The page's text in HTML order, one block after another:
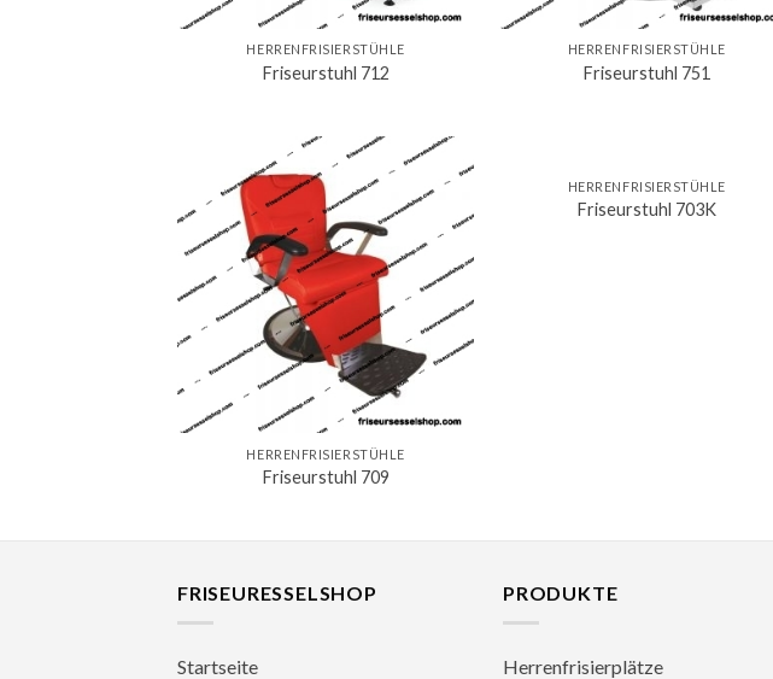
HERRENFRISIERSTÜHLE
Friseurstuhl 712
HERRENFRISIERSTÜHLE
Friseurstuhl 751
HERRENFRISIERSTÜHLE
Friseurstuhl 709
HERRENFRISIERSTÜHLE
Friseurstuhl 703K
FRISEURESSELSHOP
Startseite
PRODUKTE
Herrenfrisierplätze